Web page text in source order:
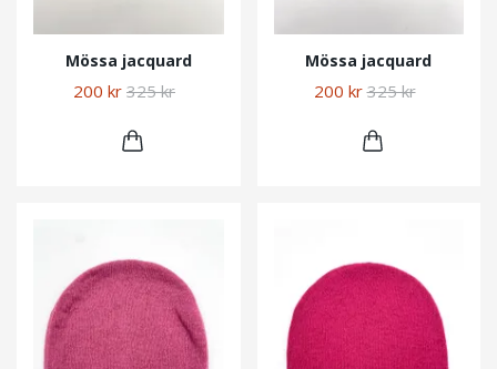
Mössa jacquard
200 kr 325 kr
Mössa jacquard
200 kr 325 kr